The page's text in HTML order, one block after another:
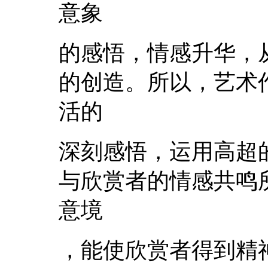
意象
的感悟，情感升华，
的创造。所以，艺术
活的
深刻感悟，运用高超
与欣赏者的情感共鸣
意境
，能使欣赏者得到